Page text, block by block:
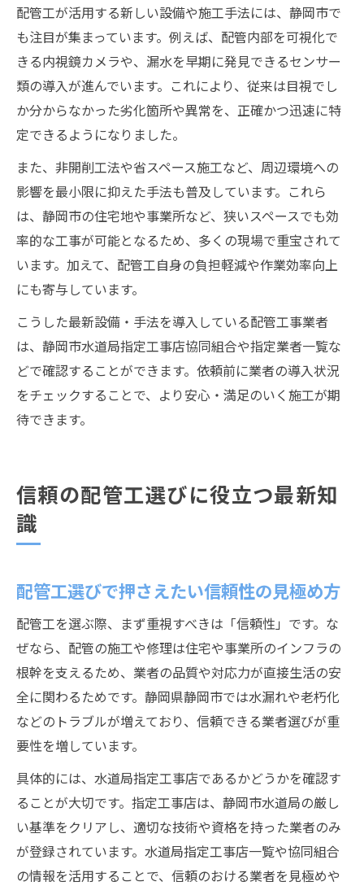
配管工が活用する新しい設備や施工手法には、静岡市で
も注目が集まっています。例えば、配管内部を可視化で
きる内視鏡カメラや、漏水を早期に発見できるセンサー
類の導入が進んでいます。これにより、従来は目視でし
か分からなかった劣化箇所や異常を、正確かつ迅速に特
定できるようになりました。
また、非開削工法や省スペース施工など、周辺環境への
影響を最小限に抑えた手法も普及しています。これら
は、静岡市の住宅地や事業所など、狭いスペースでも効
率的な工事が可能となるため、多くの現場で重宝されて
います。加えて、配管工自身の負担軽減や作業効率向上
にも寄与しています。
こうした最新設備・手法を導入している配管工事業者
は、静岡市水道局指定工事店協同組合や指定業者一覧な
どで確認することができます。依頼前に業者の導入状況
をチェックすることで、より安心・満足のいく施工が期
待できます。
信頼の配管工選びに役立つ最新知
識
配管工選びで押さえたい信頼性の見極め方
配管工を選ぶ際、まず重視すべきは「信頼性」です。な
ぜなら、配管の施工や修理は住宅や事業所のインフラの
根幹を支えるため、業者の品質や対応力が直接生活の安
全に関わるためです。静岡県静岡市では水漏れや老朽化
などのトラブルが増えており、信頼できる業者選びが重
要性を増しています。
具体的には、水道局指定工事店であるかどうかを確認す
ることが大切です。指定工事店は、静岡市水道局の厳し
い基準をクリアし、適切な技術や資格を持った業者のみ
が登録されています。水道局指定工事店一覧や協同組合
の情報を活用することで、信頼のおける業者を見極めや